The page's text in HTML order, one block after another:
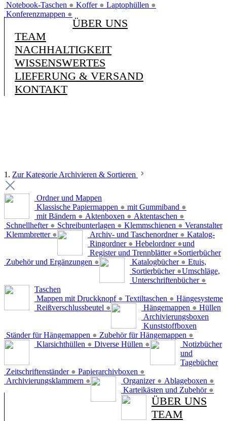
Notebook-Taschen ● Koffer ● Laptophüllen ●
Konferenzmappen ●
ÜBER UNS
TEAM
NACHHALTIGKEIT
WISSENSWERTES
LIEFERUNG & VERSAND
KONTAKT
1. Zur Kategorie Archivieren & Sortieren
Ordner und Mappen
Klassische Papiermappen ● mit Gummiband ●
mit Bändern ● Aktenboxen ● Aktentaschen ●
Schnellhefter ● Schreibunterlagen ● Klemmschienen ●
Klemmbretter ●
Veranstalter
Archiv- und Taschenordner ●
Ringordner ● Hebelordner ●
Register und Trennblätter ●
Zubehör und Ergänzungen ●
Katalog-
und
Sortierbücher
Katalogbücher ●
Sortierbücher ●
Unterschriftenbücher ●
Etuis,
Umschläge,
Taschen
Mappen mit Druckknopf ● Textiltaschen ●
Reißverschlussbeutel ●
Hängesysteme
Hängemappen ●
Ständer für Hängemappen ● Zubehör für Hängemappen ●
Hüllen
Klarsichthüllen ● Diverse Hüllen ●
Archivierungsboxen
Zeitschriftenständer ● Papierarchivboxen ●
Archivierungsklammern ●
Kunststoffboxen
Organizer ● Ablageboxen ●
Karteikästen und Zubehör ●
Notizbücher
und
Tagebücher
ÜBER UNS
TEAM